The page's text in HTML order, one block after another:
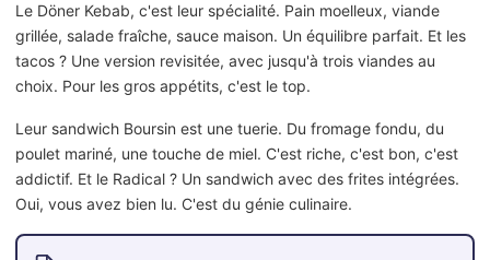
Le Döner Kebab, c'est leur spécialité. Pain moelleux, viande
grillée, salade fraîche, sauce maison. Un équilibre parfait. Et les
tacos ? Une version revisitée, avec jusqu'à trois viandes au
choix. Pour les gros appétits, c'est le top.
Leur sandwich Boursin est une tuerie. Du fromage fondu, du
poulet mariné, une touche de miel. C'est riche, c'est bon, c'est
addictif. Et le Radical ? Un sandwich avec des frites intégrées.
Oui, vous avez bien lu. C'est du génie culinaire.